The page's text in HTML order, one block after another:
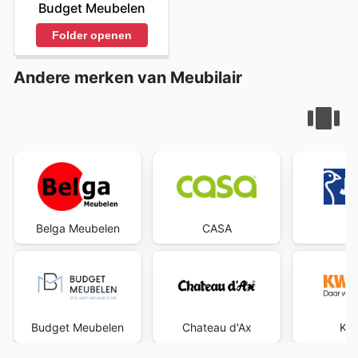
Budget Meubelen
Folder openen
Andere merken van Meubilair
Belga Meubelen
Budget Meubelen
CASA
Chateau d'Ax